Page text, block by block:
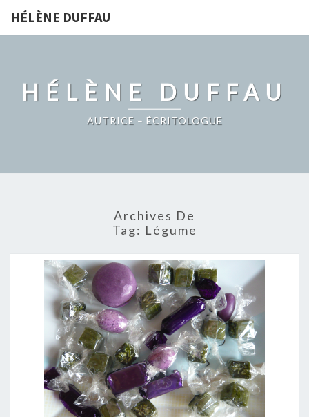
HÉLÈNE DUFFAU
HÉLÈNE DUFFAU
AUTRICE – ÉCRITOLOGUE
Archives De
Tag: Légume